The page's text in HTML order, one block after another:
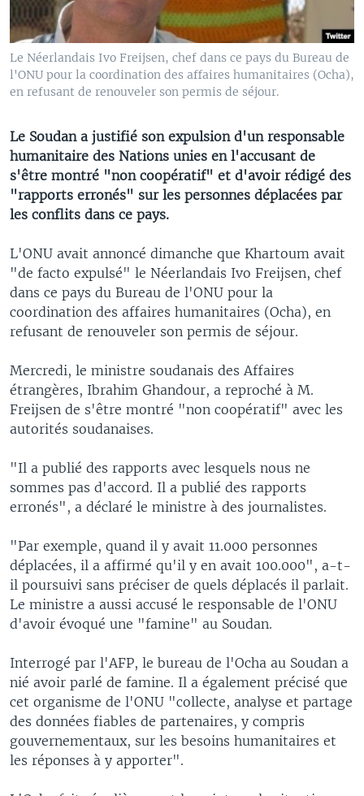
Le Néerlandais Ivo Freijsen, chef dans ce pays du Bureau de
l'ONU pour la coordination des affaires humanitaires (Ocha),
en refusant de renouveler son permis de séjour.
Le Soudan a justifié son expulsion d'un responsable
humanitaire des Nations unies en l'accusant de
s'être montré "non coopératif" et d'avoir rédigé des
"rapports erronés" sur les personnes déplacées par
les conflits dans ce pays.
L'ONU avait annoncé dimanche que Khartoum avait
"de facto expulsé" le Néerlandais Ivo Freijsen, chef
dans ce pays du Bureau de l'ONU pour la
coordination des affaires humanitaires (Ocha), en
refusant de renouveler son permis de séjour.
Mercredi, le ministre soudanais des Affaires
étrangères, Ibrahim Ghandour, a reproché à M.
Freijsen de s'être montré "non coopératif" avec les
autorités soudanaises.
"Il a publié des rapports avec lesquels nous ne
sommes pas d'accord. Il a publié des rapports
erronés", a déclaré le ministre à des journalistes.
"Par exemple, quand il y avait 11.000 personnes
déplacées, il a affirmé qu'il y en avait 100.000", a-t-
il poursuivi sans préciser de quels déplacés il parlait.
Le ministre a aussi accusé le responsable de l'ONU
d'avoir évoqué une "famine" au Soudan.
Interrogé par l'AFP, le bureau de l'Ocha au Soudan a
nié avoir parlé de famine. Il a également précisé que
cet organisme de l'ONU "collecte, analyse et partage
des données fiables de partenaires, y compris
gouvernementaux, sur les besoins humanitaires et
les réponses à y apporter".